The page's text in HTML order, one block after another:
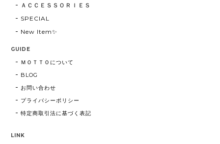
ＡＣＣＥＳＳＯＲＩＥＳ
SPECIAL
New Item✨
GUIDE
ＭＯＴＴＯについて
BLOG
お問い合わせ
プライバシーポリシー
特定商取引法に基づく表記
LINK